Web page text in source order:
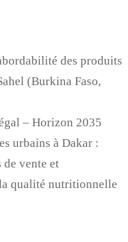
des produits
(Burkina Faso,
– Horizon 2035
urbains à Dakar :
vente et
qualité nutritionnelle